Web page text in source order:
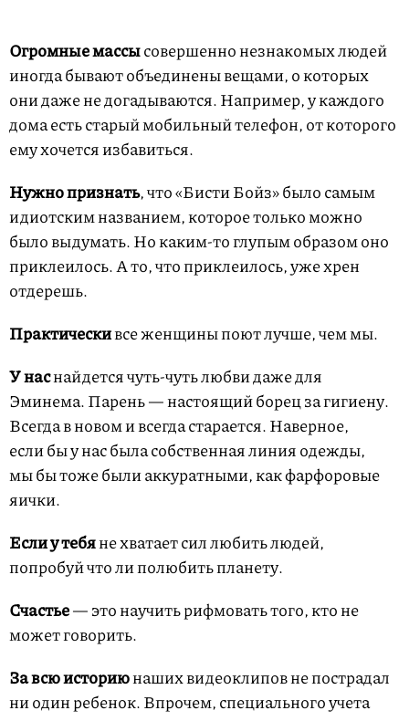
Огромные массысовершенно незнакомых людей
иногда бывают объединены вещами, о которых
они даже не догадываются. Например, у каждого
дома есть старый мобильный телефон, от которого
ему хочется избавиться.
Нужно признать, что «Бисти Бойз» было самым
идиотским названием, которое только можно
было выдумать. Но каким-то глупым образом оно
приклеилось. А то, что приклеилось, уже хрен
отдерешь.
Практическивсе женщины поют лучше, чем мы.
У наснайдется чуть-чуть любви даже для
Эминема. Парень — настоящий борец за гигиену.
Всегда в новом и всегда старается. Наверное,
если бы у нас была собственная линия одежды,
мы бы тоже были аккуратными, как фарфоровые
яички.
Если у тебяне хватает сил любить людей,
попробуй что ли полюбить планету.
Счастье— это научить рифмовать того, кто не
может говорить.
За всю историюнаших видеоклипов не пострадал
ни один ребенок. Впрочем, специального учета